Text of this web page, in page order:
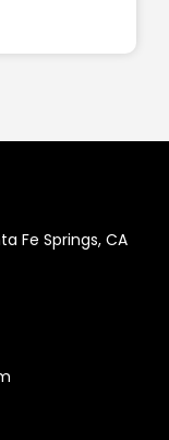
Fe Springs, CA